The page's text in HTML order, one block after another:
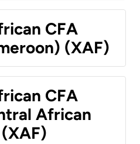
CFA
(XAF)
CFA
African